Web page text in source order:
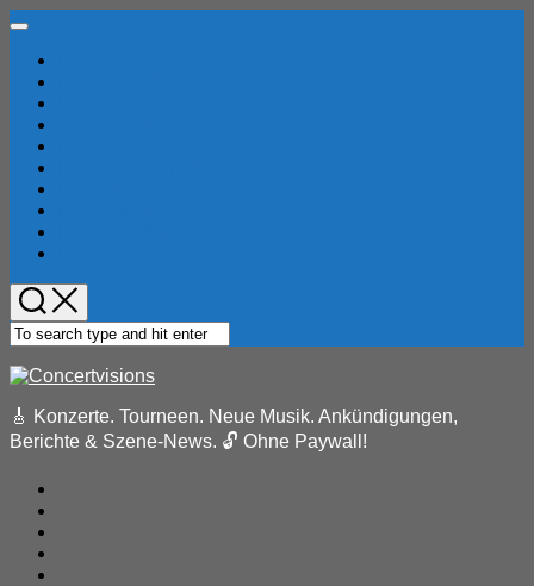
Skip
content
Expand
🎸 Konzerte. Tourneen. Neue Musik. Ankündigungen,
Berichte & Szene-News. 🔓 Ohne Paywall!